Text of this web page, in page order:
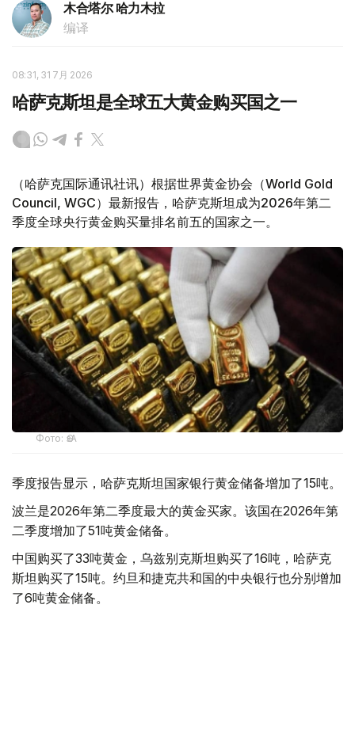
木合塔尔 哈力木拉
编译
08:31, 31 7月 2026
哈萨克斯坦是全球五大黄金购买国之一
（哈萨克国际通讯社讯）根据世界黄金协会（World Gold
Council, WGC）最新报告，哈萨克斯坦成为2026年第二
季度全球央行黄金购买量排名前五的国家之一。
Фото: ӨзА
季度报告显示，哈萨克斯坦国家银行黄金储备增加了15吨。
波兰是2026年第二季度最大的黄金买家。该国在2026年第
二季度增加了51吨黄金储备。
中国购买了33吨黄金，乌兹别克斯坦购买了16吨，哈萨克
斯坦购买了15吨。约旦和捷克共和国的中央银行也分别增加
了6吨黄金储备。